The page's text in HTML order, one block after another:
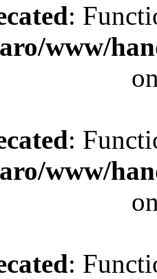
:
www/
:
www/
: